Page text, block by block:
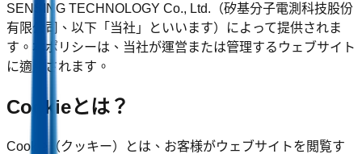
SENSING TECHNOLOGY Co., Ltd.（矽基分子電測科技股份
有限公司、以下「当社」といいます）によって提供されま
す。本ポリシーは、当社が運営または管理するウェブサイト
に適用されます。
Cookieとは？
Cookie（クッキー）とは、お客様がウェブサイトを閲覧す